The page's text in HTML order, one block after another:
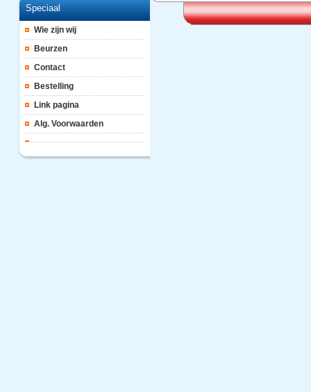
Speciaal
Wie zijn wij
Beurzen
Contact
Bestelling
Link pagina
Alg. Voorwaarden